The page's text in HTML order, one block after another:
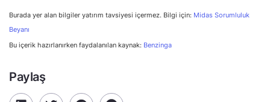
Burada yer alan bilgiler yatırım tavsiyesi içermez. Bilgi için: Midas Sorumluluk
Beyanı
Bu içerik hazırlanırken faydalanılan kaynak: Benzinga
Paylaş